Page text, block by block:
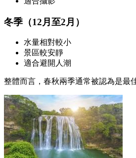
冬季（12月至2月）
水量相對較小
景區較安靜
適合避開人潮
整體而言，春秋兩季通常被認為是最